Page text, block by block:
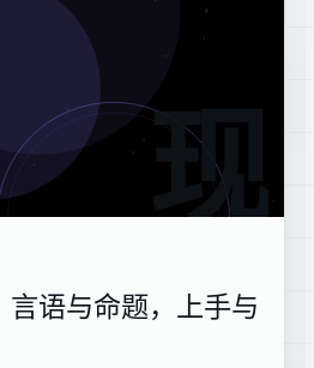
现象
语与命题，上手与